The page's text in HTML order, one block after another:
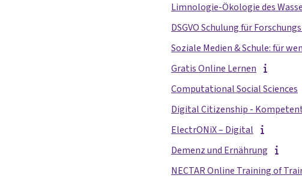
Limnologie-Ökologie des
DSGVO Schulung für
Soziale Medien & Schule: für
Gratis Online Lernen
Computational Social Sciences
Digital Citizenship -
ElectrONiX – Digital
Demenz und Ernährung
NECTAR Online Training of